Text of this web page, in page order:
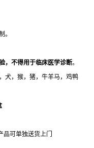
。
，不得用于临床医学诊断。
犬，猴，猪，牛羊马，鸡鸭
可单独送货上门